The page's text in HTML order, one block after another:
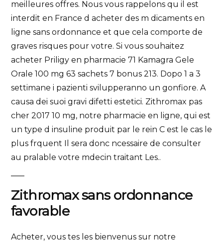
meilleures offres. Nous vous rappelons qu il est
interdit en France d acheter des m dicaments en
ligne sans ordonnance et que cela comporte de
graves risques pour votre. Si vous souhaitez
acheter Priligy en pharmacie 71 Kamagra Gele
Orale 100 mg 63 sachets 7 bonus 213. Dopo 1 a 3
settimane i pazienti svilupperanno un gonfiore. A
causa dei suoi gravi difetti estetici. Zithromax pas
cher 2017 10 mg, notre pharmacie en ligne, qui est
un type d insuline produit par le rein C est le cas le
plus frquent Il sera donc ncessaire de consulter
au pralable votre mdecin traitant Les..
Zithromax sans ordonnance
favorable
Acheter, vous tes les bienvenus sur notre